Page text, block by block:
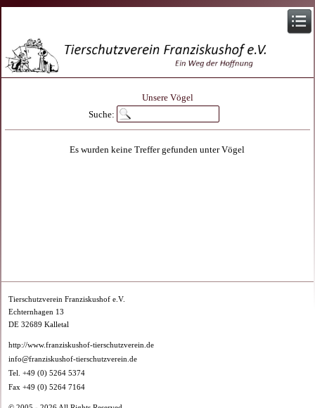
Unsere Vögel
Suche:
Es wurden keine Treffer gefunden unter Vögel
Tierschutzverein Franziskushof e.V.
Echternhagen 13
DE 32689 Kalletal
http://www.franziskushof-tierschutzverein.de
info@franziskushof-tierschutzverein.de
Tel. +49 (0) 5264 5374
Fax +49 (0) 5264 7164